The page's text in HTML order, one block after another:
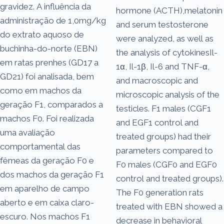
gravidez. A influência da
administração de 1,0mg/kg
do extrato aquoso de
buchinha-do-norte (EBN)
em ratas prenhes (GD17 a
GD21) foi analisada, bem
como em machos da
geração F1, comparados a
machos F0. Foi realizada
uma avaliação
comportamental das
fêmeas da geração F0 e
dos machos da geração F1
em aparelho de campo
aberto e em caixa claro-
escuro. Nos machos F1
hormone (ACTH),melatonin
and serum testosterone
were analyzed, as well as
the analysis of cytokinesIl-
1α, Il-1β, Il-6 and TNF-α,
and macroscopic and
microscopic analysis of the
testicles. F1 males (CGF1
and EGF1 control and
treated groups) had their
parameters compared to
F0 males (CGF0 and EGF0
control and treated groups).
The F0 generation rats
treated with EBN showed a
decrease in behavioral